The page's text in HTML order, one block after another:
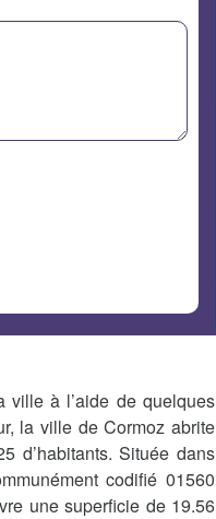
ville à l’aide de quelques
la ville de Cormoz abrite
d’habitants. Située dans
codifié 01560
une superficie de 19.56